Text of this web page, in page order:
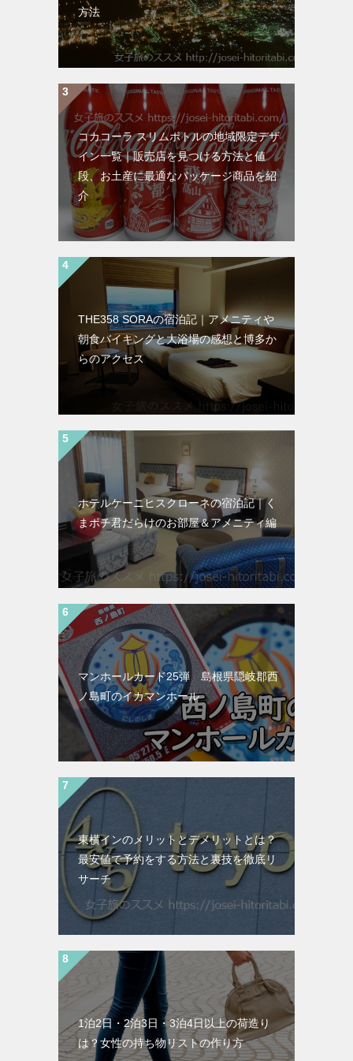
方法
コカコーラ スリムボトルの地域限定デザ
イン一覧｜販売店を見つける方法と値
段、お土産に最適なパッケージ商品を紹
介
THE358 SORAの宿泊記｜アメニティや
朝食バイキングと大浴場の感想と博多か
らのアクセス
ホテルケーニヒスクローネの宿泊記｜く
まポチ君だらけのお部屋＆アメニティ編
マンホールカード25弾 島根県隠岐郡西
ノ島町のイカマンホール
東横インのメリットとデメリットとは？
最安値で予約をする方法と裏技を徹底リ
サーチ
1泊2日・2泊3日・3泊4日以上の荷造り
は？女性の持ち物リストの作り方